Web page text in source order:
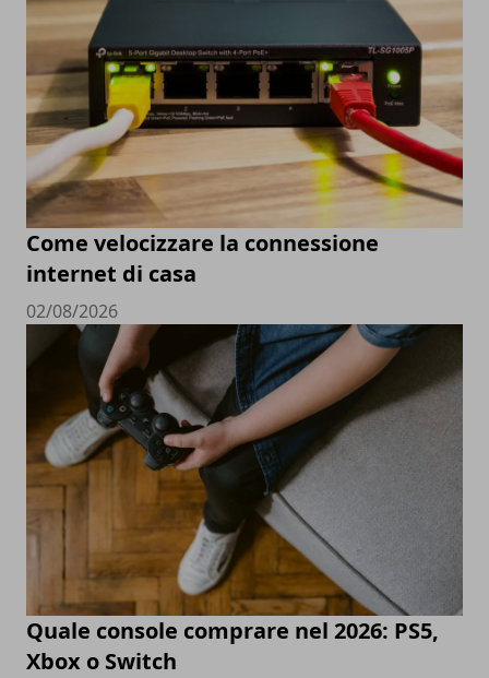
Come velocizzare la connessione
internet di casa
02/08/2026
Quale console comprare nel 2026: PS5,
Xbox o Switch